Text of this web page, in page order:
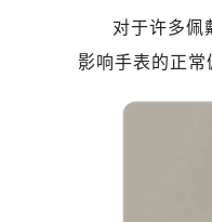
对于许多佩
影响手表的正常